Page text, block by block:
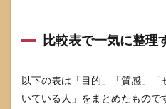
比較表で一気に整理
以下の表は「目的」「質感」「
いている人」をまとめたもので